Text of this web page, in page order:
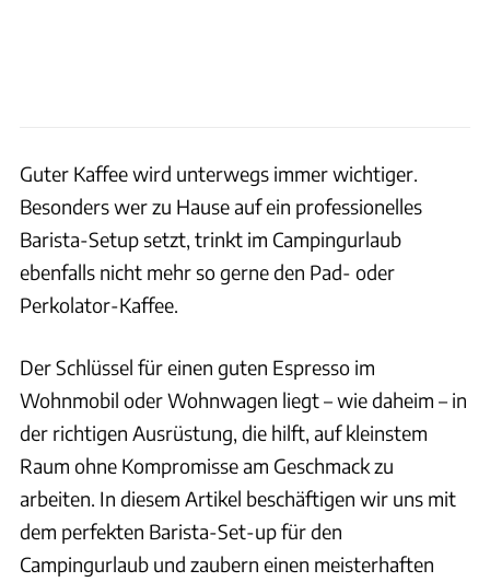
Guter Kaffee wird unterwegs immer wichtiger.
Besonders wer zu Hause auf ein professionelles
Barista-Setup setzt, trinkt im Campingurlaub
ebenfalls nicht mehr so gerne den Pad- oder
Perkolator-Kaffee.
Der Schlüssel für einen guten Espresso im
Wohnmobil oder Wohnwagen liegt – wie daheim – in
der richtigen Ausrüstung, die hilft, auf kleinstem
Raum ohne Kompromisse am Geschmack zu
arbeiten. In diesem Artikel beschäftigen wir uns mit
dem perfekten Barista-Set-up für den
Campingurlaub und zaubern einen meisterhaften